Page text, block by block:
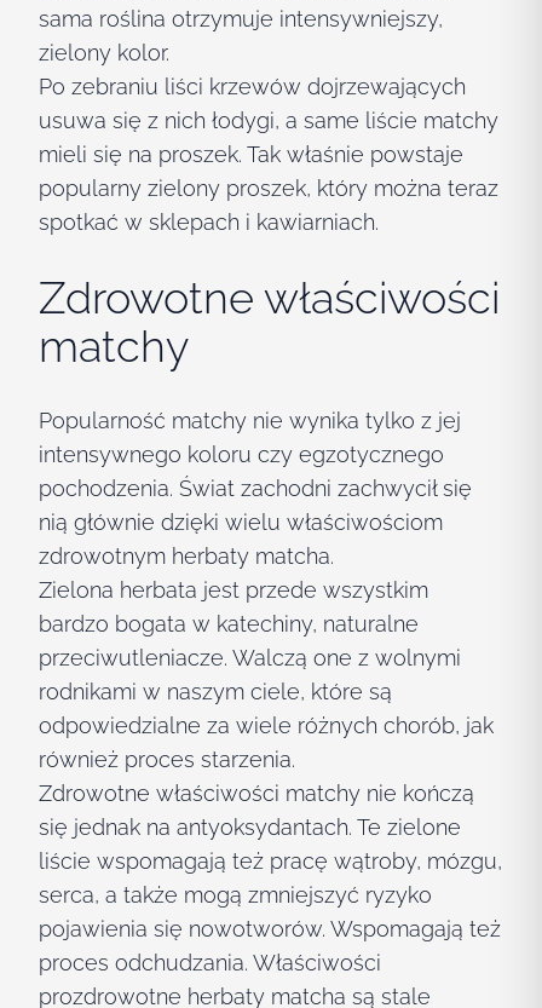
sama roślina otrzymuje intensywniejszy,
zielony kolor.
Po zebraniu liści krzewów dojrzewających
usuwa się z nich łodygi, a same liście matchy
mieli się na proszek. Tak właśnie powstaje
popularny zielony proszek, który można teraz
spotkać w sklepach i kawiarniach.
Zdrowotne właściwości
matchy
Popularność matchy nie wynika tylko z jej
intensywnego koloru czy egzotycznego
pochodzenia. Świat zachodni zachwycił się
nią głównie dzięki wielu właściwościom
zdrowotnym herbaty matcha.
Zielona herbata jest przede wszystkim
bardzo bogata w katechiny, naturalne
przeciwutleniacze. Walczą one z wolnymi
rodnikami w naszym ciele, które są
odpowiedzialne za wiele różnych chorób, jak
również proces starzenia.
Zdrowotne właściwości matchy nie kończą
się jednak na antyoksydantach. Te zielone
liście wspomagają też pracę wątroby, mózgu,
serca, a także mogą zmniejszyć ryzyko
pojawienia się nowotworów. Wspomagają też
proces odchudzania. Właściwości
prozdrowotne herbaty matcha są stale